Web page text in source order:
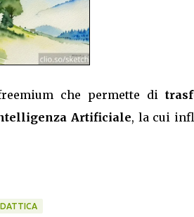
che permette di
Artificiale, la cui